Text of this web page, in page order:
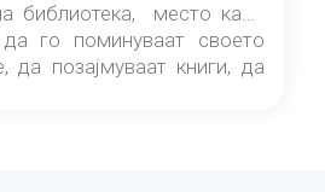
библиотека, место каде
го поминуваат своето
да позајмуваат книги, да